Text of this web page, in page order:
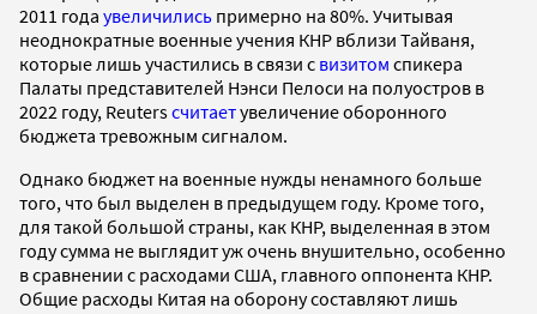
2011 года увеличились примерно на 80%. Учитывая
неоднократные военные учения КНР вблизи Тайваня,
которые лишь участились в связи с визитом спикера
Палаты представителей Нэнси Пелоси на полуостров в
2022 году, Reutersсчитаетувеличение оборонного
бюджета тревожным сигналом.
Однако бюджет на военные нужды ненамного больше
того, что был выделен в предыдущем году. Кроме того,
для такой большой страны, как КНР, выделенная в этом
году сумма не выглядит уж очень внушительно, особенно
в сравнении с расходами США, главного оппонента КНР.
Общие расходы Китая на оборону составляют лишь